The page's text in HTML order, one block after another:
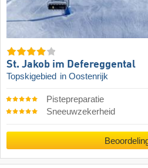
St. Jakob im Defereggental
Topskigebied in Oostenrijk
Pistepreparatie
Sneeuwzekerheid